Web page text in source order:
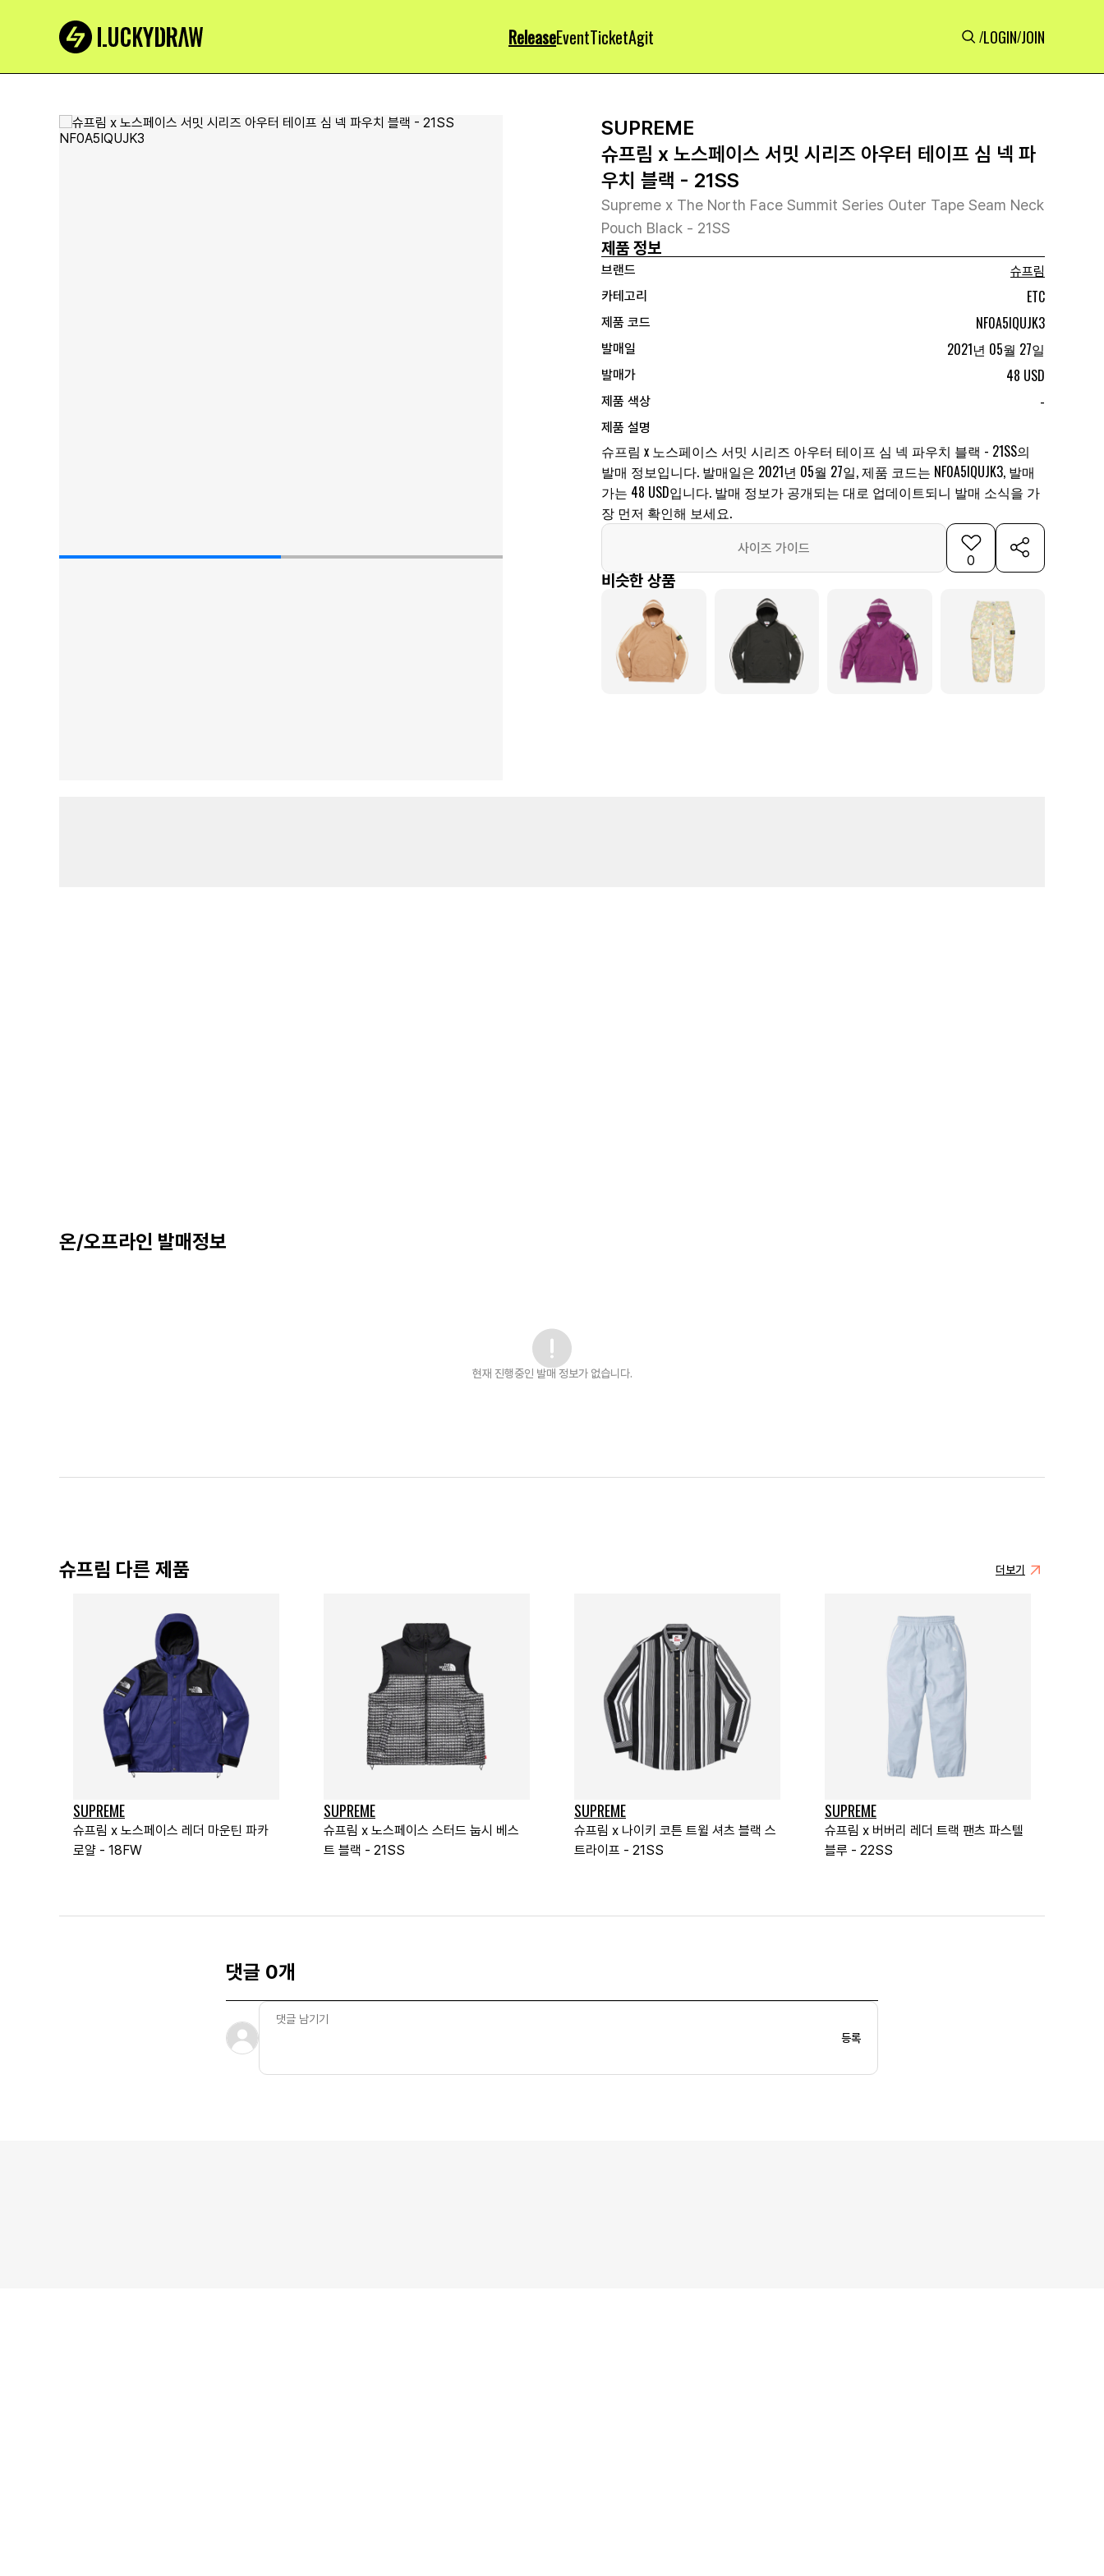
ReleaseEventTicketAgit /LOGIN/JOIN
SUPREME
슈프림 x 노스페이스 서밋 시리즈 아우터 테이프 심 넥 파
우치 블랙 - 21SS
Supreme x The North Face Summit Series Outer Tape Seam Neck
Pouch Black - 21SS
제품 정보
브랜드
슈프림
카테고리
ETC
제품 코드 NF0A5IQUJK3
발매일 2021년 05월 27일
발매가 48 USD
제품 색상 -
제품 설명
슈프림 x 노스페이스 서밋 시리즈 아우터 테이프 심 넥 파우치 블랙 - 21SS의
발매 정보입니다. 발매일은 2021년 05월 27일, 제품 코드는 NF0A5IQUJK3, 발매
가는 48 USD입니다. 발매 정보가 공개되는 대로 업데이트되니 발매 소식을 가
장 먼저 확인해 보세요.
사이즈 가이드
0
비슷한 상품
온/오프라인 발매정보
현재 진행중인 발매 정보가 없습니다.
슈프림 다른 제품 더보기
SUPREME
슈프림 x 노스페이스 레더 마운틴 파카
로얄 - 18FW
SUPREME
슈프림 x 노스페이스 스터드 눕시 베스
트 블랙 - 21SS
SUPREME
슈프림 x 나이키 코튼 트윌 셔츠 블랙 스
트라이프 - 21SS
SUPREME
슈프림 x 버버리 레더 트랙 팬츠 파스텔
블루 - 22SS
댓글 0개
등록